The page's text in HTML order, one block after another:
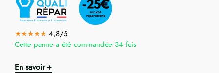
★★★★★ 4,8/5
Cette panne a été commandée 34 fois
En savoir +